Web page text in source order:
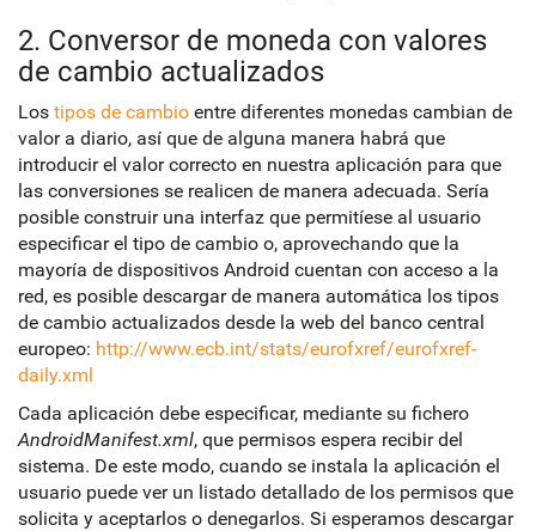
2. Conversor de moneda con valores
de cambio actualizados
Los tipos de cambio entre diferentes monedas cambian de
valor a diario, así que de alguna manera habrá que
introducir el valor correcto en nuestra aplicación para que
las conversiones se realicen de manera adecuada. Sería
posible construir una interfaz que permitíese al usuario
especificar el tipo de cambio o, aprovechando que la
mayoría de dispositivos Android cuentan con acceso a la
red, es posible descargar de manera automática los tipos
de cambio actualizados desde la web del banco central
europeo: http://www.ecb.int/stats/eurofxref/eurofxref-
daily.xml
Cada aplicación debe especificar, mediante su fichero
AndroidManifest.xml, que permisos espera recibir del
sistema. De este modo, cuando se instala la aplicación el
usuario puede ver un listado detallado de los permisos que
solicita y aceptarlos o denegarlos. Si esperamos descargar